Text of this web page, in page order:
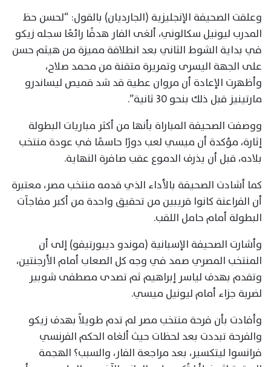
وعلقت الصحيفة الإنجليزية (الجارديان) بالقول: “لحسن حظ
المدرب ليونيل سكالوني، ألغى الفار هدفًا رائعًا سجله زيكو
في بداية الشوط الثاني بعد انطلاقة مميزة من هيثم حسن
على الجهة اليسرى وتمريرة متقنة من محمد صلاح،
وأظهرت الإعادة أن مروان عطية قد شد قميص ليساندرو
مارتينيز قبل ذلك بنحو 30 ثانية”.
ووصفت الصحيفة المباراة بأنها من أكثر مباريات البطولة
إثارة، مؤكدة أن ميسي لعب دورًا حاسمًا في عودة منتخب
بلاده، قبل أن يذرف الدموع عقب صافرة النهاية.
كما أشادت الصحيفة بالأداء الذي قدمه منتخب مصر، معتبرة
أن الفراعنة كانوا قريبين من تحقيق واحدة من أكبر مفاجآت
البطولة أمام حامل اللقب.
وأشارت الصحيفة الإسبانية (موندو ديبورتيفو) إلى أن
المنتخب المصري صمد في وجه كل الصعاب أمام الأرجنتين،
وتقدم بهدف لياسر إبراهيم ثم تصدى مصطفى شوبير
لضربة جزاء أمام ليونيل ميسي.
وأفادت بأن فرحة منتخب مصر لم تدم طويلاً بهدف زيكو
والفرحة تبددت بعد لحظات حيث ألغاه الحكم الفرنسي
فرانسوا ليتكسير، بعد مراجعة الفار، والسبب؟ الهجمة